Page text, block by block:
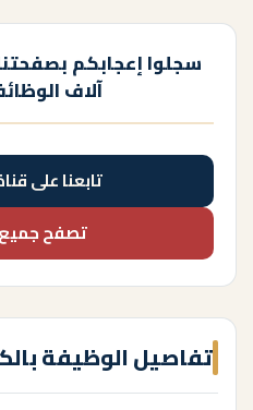
سجلوا إعجابكم
آلاف
تابعنا على
تصفح
تفاصيل الوظيفة